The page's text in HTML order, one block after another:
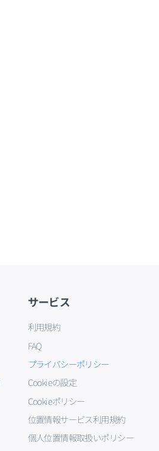
サービス
利用規約
FAQ
プライバシーポリシー
Cookieの設定
Cookieポリシー
位置情報サービス利用規約
個人位置情報取扱いポリシー